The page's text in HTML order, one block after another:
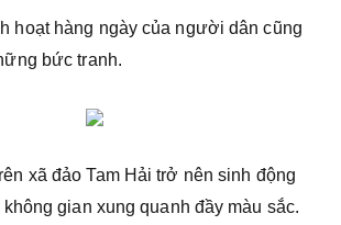
hoạt hàng ngày của người dân cũng
bức tranh.
xã đảo Tam Hải trở nên sinh động
gian xung quanh đầy màu sắc.